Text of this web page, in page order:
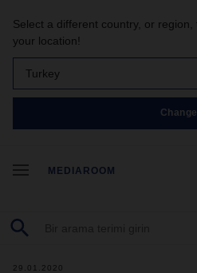
Select a different country, or
your location!
Turkey
Change
MEDIAROOM
29.01.2020